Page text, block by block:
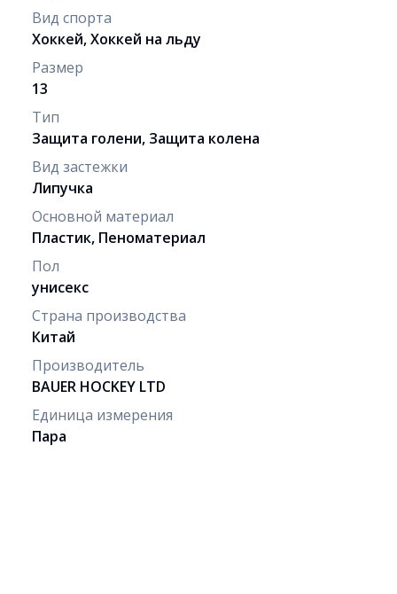
Вид спорта
Хоккей, Хоккей на льду
Размер
13
Тип
Защита голени, Защита колена
Вид застежки
Липучка
Основной материал
Пластик, Пеноматериал
Пол
унисекс
Страна производства
Китай
Производитель
BAUER HOCKEY LTD
Единица измерения
Пара